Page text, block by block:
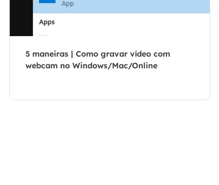
5 maneiras | Como gravar vídeo com
webcam no Windows/Mac/Online